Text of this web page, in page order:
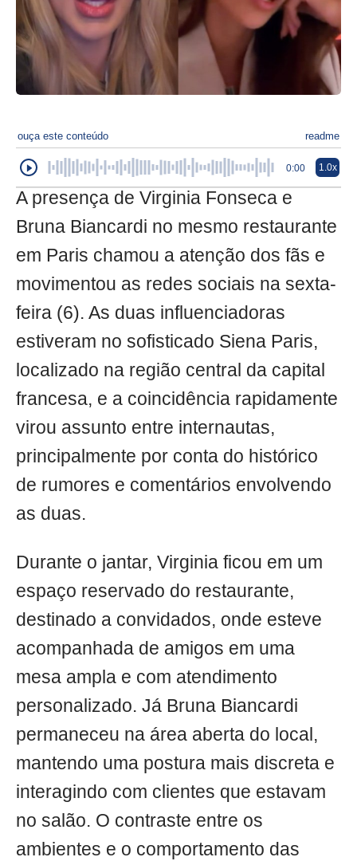
ouça este conteúdo readme
0:00 1.0x
A presença de Virginia Fonseca e
Bruna Biancardi no mesmo restaurante
em Paris chamou a atenção dos fãs e
movimentou as redes sociais na sexta-
feira (6). As duas influenciadoras
estiveram no sofisticado Siena Paris,
localizado na região central da capital
francesa, e a coincidência rapidamente
virou assunto entre internautas,
principalmente por conta do histórico
de rumores e comentários envolvendo
as duas.
Durante o jantar, Virginia ficou em um
espaço reservado do restaurante,
destinado a convidados, onde esteve
acompanhada de amigos em uma
mesa ampla e com atendimento
personalizado. Já Bruna Biancardi
permaneceu na área aberta do local,
mantendo uma postura mais discreta e
interagindo com clientes que estavam
no salão. O contraste entre os
ambientes e o comportamento das